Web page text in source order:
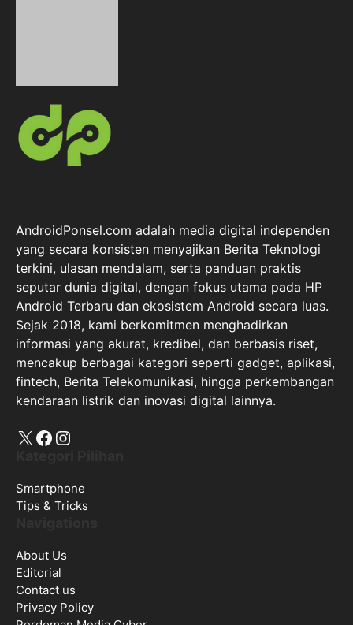
AndroidPonsel.com adalah media digital independen
yang secara konsisten menyajikan Berita Teknologi
terkini, ulasan mendalam, serta panduan praktis
seputar dunia digital, dengan fokus utama pada HP
Android Terbaru dan ekosistem Android secara luas.
Sejak 2018, kami berkomitmen menghadirkan
informasi yang akurat, kredibel, dan berbasis riset,
mencakup berbagai kategori seperti gadget, aplikasi,
fintech, Berita Telekomunikasi, hingga perkembangan
kendaraan listrik dan inovasi digital lainnya.
X Facebook
Instagram
Smartphone
Tips & Tricks
About Us
Editorial
Contact us
Privacy Policy